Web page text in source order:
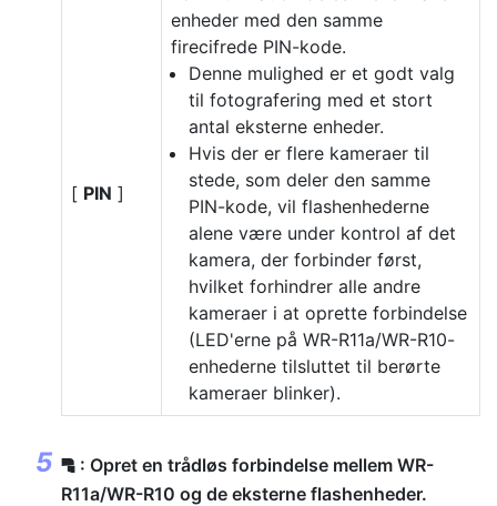
[ PIN ]
enheder med den samme
firecifrede PIN-kode.
Denne mulighed er et godt valg
til fotografering med et stort
antal eksterne enheder.
Hvis der er flere kameraer til
stede, som deler den samme
PIN-kode, vil flashenhederne
alene være under kontrol af det
kamera, der forbinder først,
hvilket forhindrer alle andre
kameraer i at oprette forbindelse
(LED'erne på WR-R11a/WR-R10-
enhederne tilsluttet til berørte
kameraer blinker).
f : Opret en trådløs forbindelse mellem WR-
R11a/WR-R10 og de eksterne flashenheder.